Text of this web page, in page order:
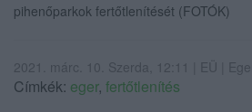
pihenőparkok fertőtlenítését (FOTÓK)
2021. márc. 10. Szerda, 12:11 | EÜ |
Címkék: eger, fertőtlenítés